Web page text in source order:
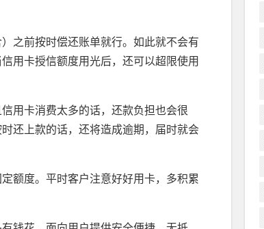
之前按时偿还账单就行。如此就不会有
用卡授信额度用光后，还可以超限使用
用卡消费太多的话，还款负担也会很
还上款的话，还将造成逾期，届时就会
额度。平时客户注意好好用卡，多积累